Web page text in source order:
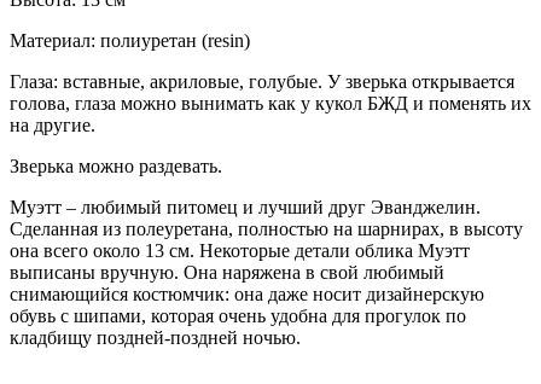
Материал: полиуретан (resin)
Глаза: вставные, акриловые, голубые. У зверька открывается
голова, глаза можно вынимать как у кукол БЖД и поменять их
на другие.
Зверька можно раздевать.
Муэтт – любимый питомец и лучший друг Эванджелин.
Сделанная из полеуретана, полностью на шарнирах, в высоту
она всего около 13 см. Некоторые детали облика Муэтт
выписаны вручную. Она наряжена в свой любимый
снимающийся костюмчик: она даже носит дизайнерскую
обувь с шипами, которая очень удобна для прогулок по
кладбищу поздней-поздней ночью.